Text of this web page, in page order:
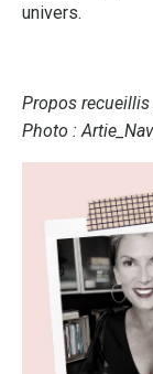
univers.
Propos
Photo :